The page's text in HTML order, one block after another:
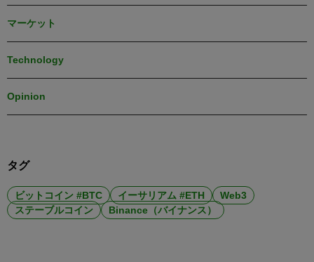
マーケット
Technology
Opinion
タグ
ビットコイン #BTC イーサリアム #ETH
Web3
ステーブルコイン
Binance（バイナンス）